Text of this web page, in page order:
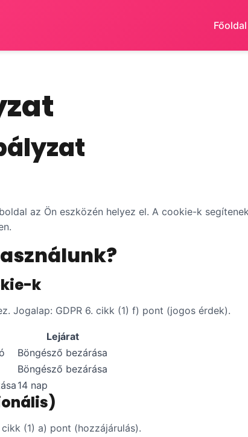
Főoldal
az Ön eszközén helyez el. A cookie-k
k
Jogalap: GDPR 6. cikk (1) f) pont (jogos érdek).
Lejárat
Böngésző bezárása
Böngésző bezárása
14 nap
(1) a) pont (hozzájárulás).